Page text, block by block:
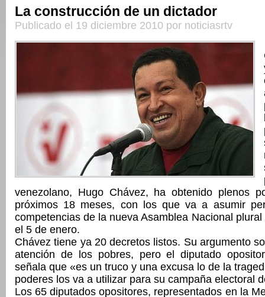
La construcción de un dictador
Publicado el 19 diciembre 2010 por noticiasrtv
venezolano, Hugo Chávez, ha obtenido plenos
próximos 18 meses, con los que va a asumir
competencias de la nueva Asamblea Nacional
el 5 de enero.
Chávez tiene ya 20 decretos listos. Su argumento
atención de los pobres, pero el diputado
señala que «es un truco y una excusa lo de la
poderes los va a utilizar para su campaña electoral
Los 65 diputados opositores, representados en la